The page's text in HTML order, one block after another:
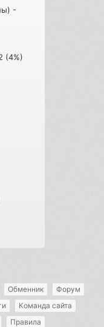
-
(4%)
Обменник
Форум
Команда сайта
Правила